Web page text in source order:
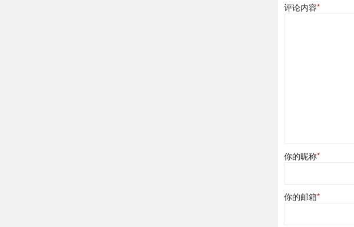
评论内容*
你的昵称*
你的邮箱*